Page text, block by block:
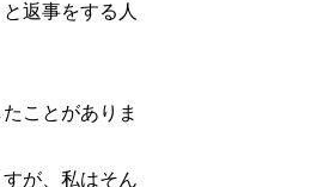
返事をする人
ことがありま
が、私はそん